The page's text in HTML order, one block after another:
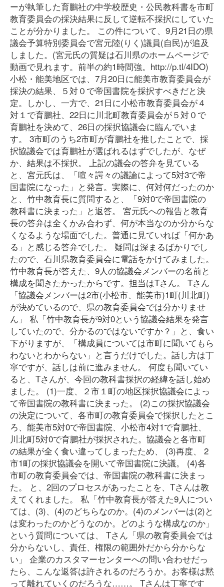
ーが執筆した育鵬社の中学校歴史・公民教科書を市町
教育委員会の採決結果に反して逆転不採択にしていた
ことが分かりました。 この件について、9月21日の県
議会予算特別委員会で宮元陸(りく)議員(自民)が追及
しました。(宮元氏の質疑は石川県のホームページで
動画で見れます。前半の約1時間強。http://p.tl/4IDO)
小松・能美地区では、7月20日に能美市教育委員会が
採決の結果、５対０で帝国書院を採択すべきだと決
定。しかし、一方で、21日に小松市教育委員会が４
対１で育鵬社、22日に川北町教育委員会が５対０で
育鵬社を決めて、26日の採択協議会に臨んでいま
す。 3市町のうち2市町が育鵬社を推したことで、採
択協議会では育鵬社が選ばれるはずでしたが、なぜ
か、結果は不採択。 上記の議会の答弁を見ている
と、宮元氏は、「喧々諤々の議論によって5対3で帝
国書院になった」と発言。実際に、何対何だったのか
と、竹中教育長に質問すると、「9対0で帝国書院の
教科書に決まった」と返答。 宮元氏への報告と教育
長の答弁は全くかみ合わず、何が本当なのか分からな
くなるような場面でした。普通に見ていれば「何かあ
る」と感じる答弁でした。 疑問は深まるばかりでし
たので、石川県教育委員会に電話をかけてみました。
竹中教育長が答えた、9人の協議会メンバーの名前と
構成を聞きたかったからです。担当はTさん。 Tさん
「協議会メンバーは2市(小松市、能美市)1町(川北町)
が決めているので、県の教育委員会では分かりませ
ん」 私「竹中教育長が9対0という協議会結果を発言
していたので、分かるのではないですか？」と、食い
下がりますが、「構成員については市町に聞いてもら
わないとわからない」と言うだけでした。話し方は丁
寧ですが、話しは前に進みません。 何度も聞いてい
ると、Tさんが、今回の教科書採択の経緯を話し始め
ました。 (1)一度、２市１町の地区採択協議会によっ
て帝国書院の教科書に決まった。 (2)この採択協議会
の決定について、各市町の教育委員会で採択したとこ
ろ、能美市5対0で帝国書院、小松市4対1で育鵬社、
川北町5対0で育鵬社が採択された。協議会と各市町
の結果が全く食い違ってしまったため、 (3)再度、 2
市1町の採択協議会を開いて帝国書院に決議。 (4)各
市町の教育委員会では、帝国書院の教科書に決まっ
た。 と、2回のプロセスがあったことを、Tさんは教
えてくれました。 私「竹中教育長が答えた9人につい
ては、(3)、(4)のどちらなのか。(4)のメンバーは(2)と
は変わったのかどうなのか。どのような構成なのか」
という質問については、 Tさん「県の教育委員会では
分からないし、責任、権限の範囲外だから分からな
い」 企業のカスタマーセンターへの問い合わせだっ
たら、こんな返答は許されるのだろうか。お客様は黙
って離れていくのだろうな……。 Tさんは丁寧です